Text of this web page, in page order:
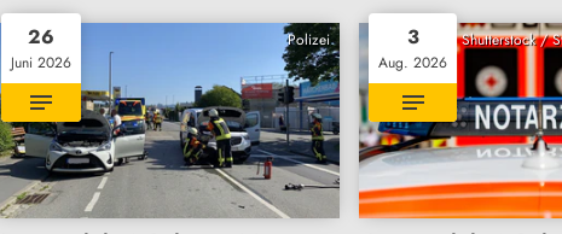
Polizei
26
Juni 2026
Shutterstock /
3
Aug. 2026